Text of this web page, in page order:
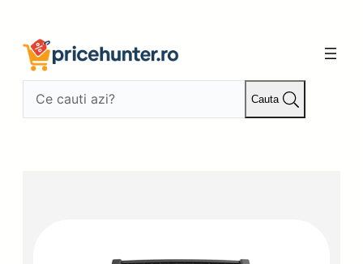
conținut
Cauta